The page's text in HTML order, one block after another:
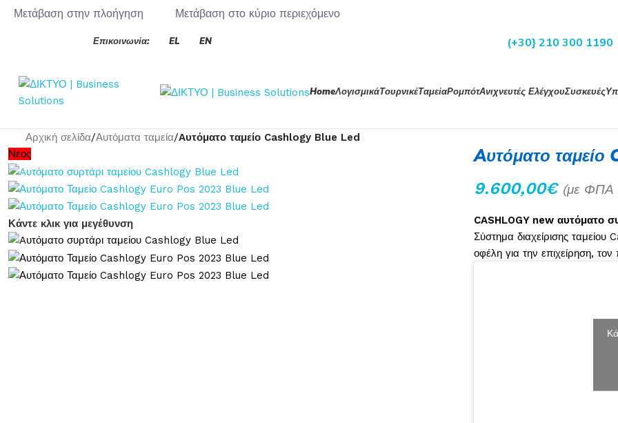
Μετάβαση στην πλοήγηση Μετάβαση στο κύριο περιεχόμενο
Επικοινωνία: EL EN (+30} 210 300 1190
HomeΛογισμικάΤουρνικέΤαμείαΡομπότΑνιχνευτές ΕλέγχουΣυσκευές
Αρχική σελίδα/Αυτόματα ταμεία/Aυτόματο ταμείο Cashlogy Blue Led
Νέος
Κάντε κλικ για μεγέθυνση
Aυτόματο
9.600,00€ (με ΦΠΑ
CASHLOGY new αυτόματο
Σύστημα διαχείρισης ταμείου
οφέλη για την επιχείρηση,